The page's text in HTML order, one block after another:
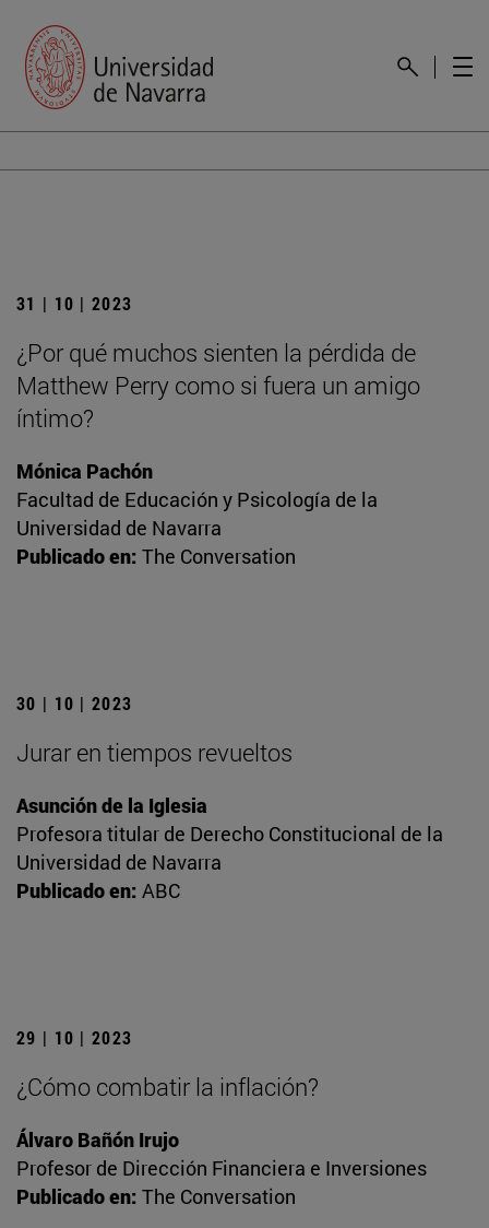
31 | 10 | 2023
¿Por qué muchos sienten la pérdida de
Matthew Perry como si fuera un amigo
íntimo?
Mónica Pachón
Facultad de Educación y Psicología de la
Universidad de Navarra
Publicado en: The Conversation
30 | 10 | 2023
Jurar en tiempos revueltos
Asunción de la Iglesia
Profesora titular de Derecho Constitucional de la
Universidad de Navarra
Publicado en: ABC
29 | 10 | 2023
¿Cómo combatir la inflación?
Álvaro Bañón Irujo
Profesor de Dirección Financiera e Inversiones
Publicado en: The Conversation